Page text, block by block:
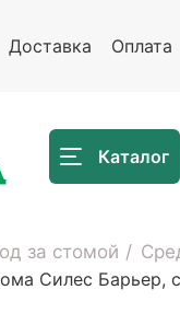
Доставка Оплата
Каталог
за стомой
Силес Барьер,